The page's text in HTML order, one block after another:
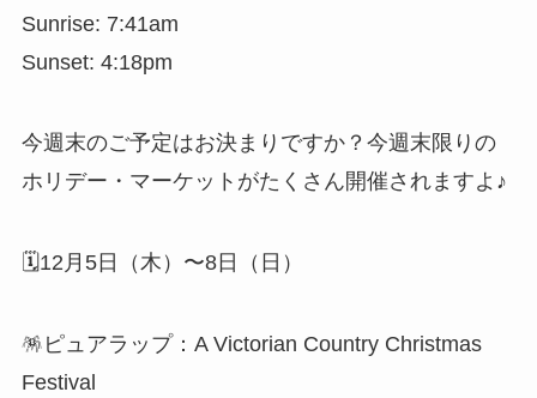
Sunrise: 7:41am
Sunset: 4:18pm
今週末のご予定はお決まりですか？今週末限りの
ホリデー・マーケットがたくさん開催されますよ♪
🗓️12月5日（木）〜8日（日）
🪅ピュアラップ：A Victorian Country Christmas
Festival